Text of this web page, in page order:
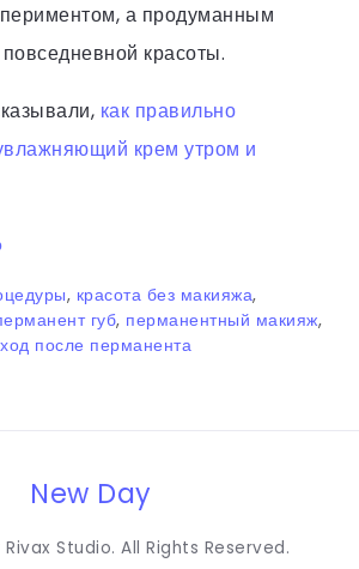
а продуманным
красоты.
как правильно
крем утром и
, красота без макияжа,
губ, перманентный макияж,
после перманента
New Day
Studio. All Rights Reserved.